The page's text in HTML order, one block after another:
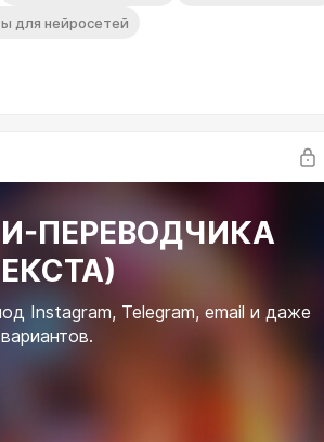
для нейросетей
ПЕРЕВОДЧИКА
Instagram, Telegram, email и даже